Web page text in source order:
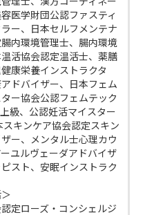
医学財団公認ファスティ
ー、日本セルフメンテナ
内環境管理士、腸内環境
活協会認定温活士、薬膳
康栄養インストラクタ
ドバイザー、日本フェム
ー協会公認フェムテック
級、公認妊活マイスター
キンケア協会認定スキン
ー、メンタル士心理カウ
ユルヴェーダアドバイザ
スト、安眠インストラク
定ローズ・コンシェルジ